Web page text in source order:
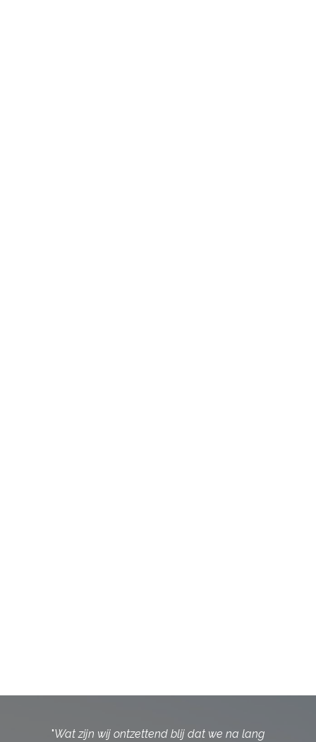
"Wat zijn wij ontzettend blij dat we na lang